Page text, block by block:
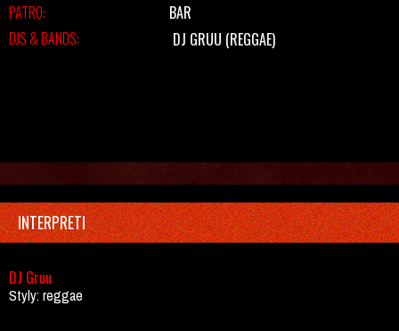
PATRO:
BAR
DJS & BANDS:
DJ GRUU (REGGAE)
INTERPRETI
DJ Gruu
Styly: reggae